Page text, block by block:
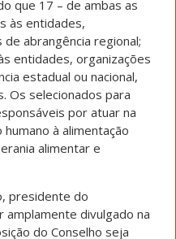
que 17 – de ambas as
às entidades,
abrangência regional;
entidades, organizações
estadual ou nacional,
Os selecionados para
por atuar na
à alimentação
alimentar e
presidente do
divulgado na
do Conselho seja